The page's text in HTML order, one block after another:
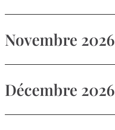
Novembre 2026
Décembre 2026